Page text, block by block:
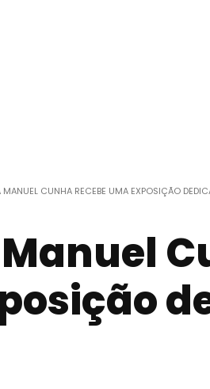
MANUEL CUNHA RECEBE UMA EXPOSIÇÃO